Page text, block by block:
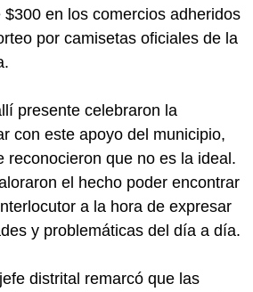
en los comercios adheridos
por camisetas oficiales de la
presente celebraron la
con este apoyo del municipio,
reconocieron que no es la ideal.
el hecho poder encontrar
a la hora de expresar
y problemáticas del día a día.
distrital remarcó que las